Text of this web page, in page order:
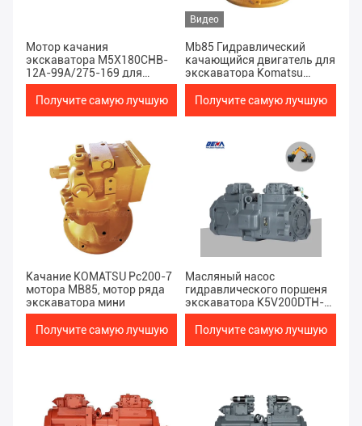
Мотор качания
экскаватора M5X180CHB-
12A-99A/275-169 для
SUMITMO SH240-5
Получите самую лучшую
Видео
Mb85 Гидравлический
качающийся двигатель для
экскаватора Komatsu
PC200-8
Получите самую лучшую
Качание KOMATSU Pc200-7
мотора MB85, мотор ряда
экскаватора мини
Получите самую лучшую
Масляный насос
гидравлического поршеня
экскаватора K5V200DTH-
9N2Y главный для EC480D
Получите самую лучшую